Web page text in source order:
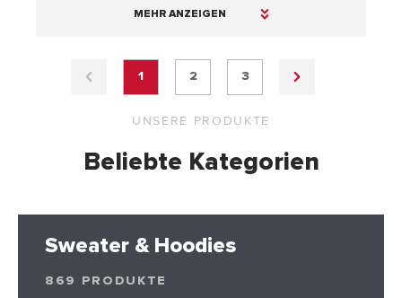
MEHR ANZEIGEN
1 2 3
UNSERE PRODUKTE
Beliebte Kategorien
Sweater & Hoodies
869 PRODUKTE